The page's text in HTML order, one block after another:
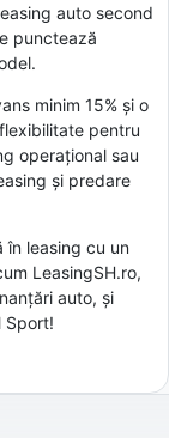
auto second
punctează
minim 15% și o
pentru
operațional sau
și predare
în leasing cu un
LeasingSH.ro,
auto, și
Sport!